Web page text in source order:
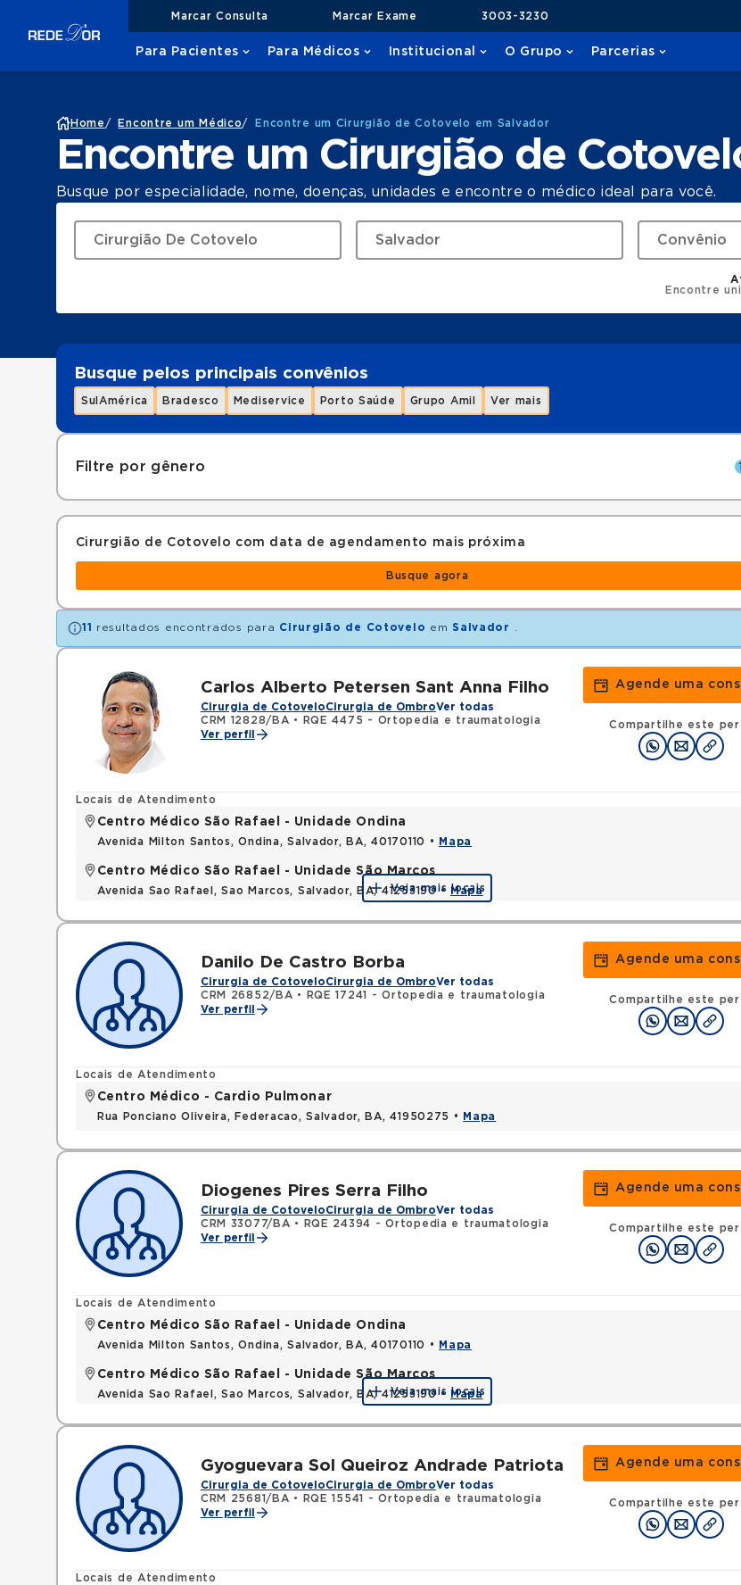
Marcar Consulta Marcar Exame 3003-3230
Para Pacientes Para Médicos Institucional O Grupo Parcerias
Home / Encontre um Médico/ Encontre um Cirurgião de Cotovelo em Salvador
Encontre um Cirurgião de
Busque por especialidade, nome, doenças, unidades e encontre o médico ideal para você.
Encontre
Busque pelos principais convênios
SulAmérica Bradesco Mediservice Porto Saúde Grupo Amil Ver mais
Filtre por gênero 1
Cirurgião de Cotovelo com data de agendamento mais próxima
Busque agora
11 resultados encontrados para Cirurgião de Cotovelo em Salvador
Carlos Alberto Petersen Sant Anna Filho
Cirurgia de CotoveloCirurgia de OmbroVer todas
CRM 12828/BA •
RQE 4475 - Ortopedia e traumatologia
Ver perfil
Agende uma
Compartilhe este
Locais de Atendimento
Centro Médico São Rafael - Unidade Ondina
Avenida Milton Santos, Ondina, Salvador, BA, 40170110 • Mapa
Centro Médico São Rafael - Unidade São Marcos
Avenida Sao Rafael, Sao Marcos, Salvador, BA, 41253190 • Mapa
Veja mais locais
Danilo De Castro Borba
Cirurgia de CotoveloCirurgia de OmbroVer todas
CRM 26852/BA •
RQE 17241 - Ortopedia e traumatologia
Ver perfil
Agende uma
Compartilhe este
Locais de Atendimento
Centro Médico - Cardio Pulmonar
Rua Ponciano Oliveira, Federacao, Salvador, BA, 41950275 • Mapa
Diogenes Pires Serra Filho
Cirurgia de CotoveloCirurgia de OmbroVer todas
CRM 33077/BA •
RQE 24394 - Ortopedia e traumatologia
Ver perfil
Agende uma
Compartilhe este
Locais de Atendimento
Centro Médico São Rafael - Unidade Ondina
Avenida Milton Santos, Ondina, Salvador, BA, 40170110 • Mapa
Centro Médico São Rafael - Unidade São Marcos
Avenida Sao Rafael, Sao Marcos, Salvador, BA, 41253190 • Mapa
Veja mais locais
Gyoguevara Sol Queiroz Andrade Patriota
Cirurgia de CotoveloCirurgia de OmbroVer todas
CRM 25681/BA •
RQE 15541 - Ortopedia e traumatologia
Ver perfil
Agende uma
Compartilhe este
Locais de Atendimento